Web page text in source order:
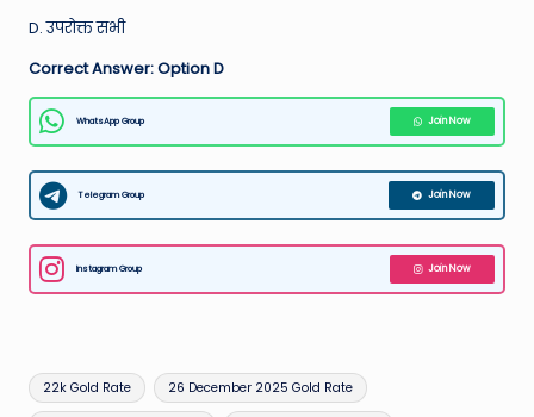
D. उपरोक्त सभी
Correct Answer: Option D
WhatsApp Group Join Now
Telegram Group Join Now
Instagram Group Join Now
Tags:
22k Gold Rate 26 December 2025 Gold Rate